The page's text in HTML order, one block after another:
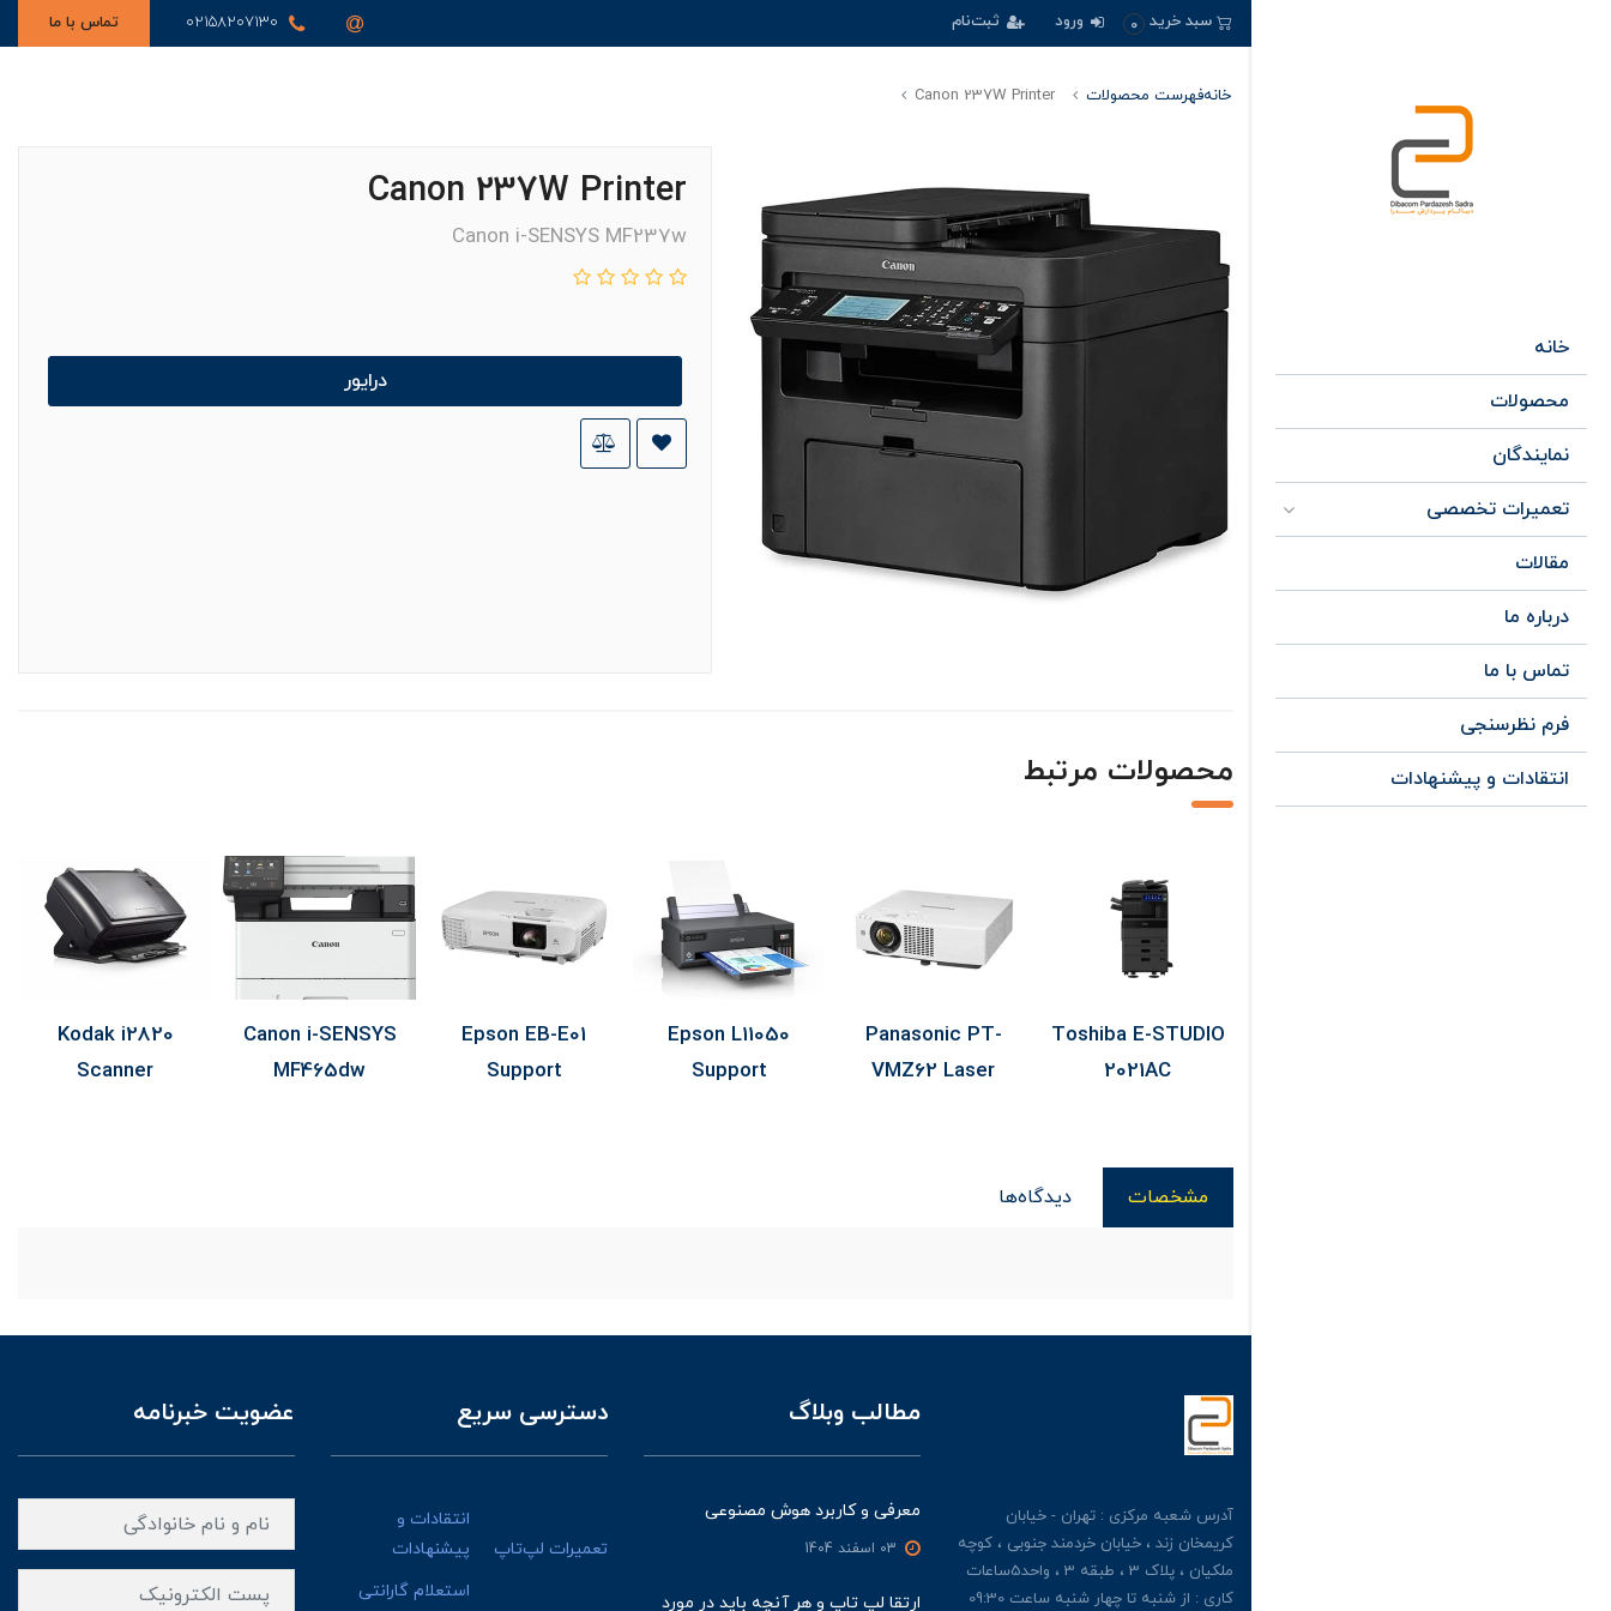
سبد خرید 0 ورود ثبت‌نام 02158207130 تماس با ما
خانه
محصولات
نمایندگان
تعمیرات تخصصی
مقالات
درباره ما
تماس با ما
فرم نظرسنجی
انتقادات و پیشنهادات
خانهفهرست محصولات Canon 237W Printer
Canon 237W Printer
Canon i-SENSYS MF237w
درایور
محصولات مرتبط
Toshiba E-STUDIO
2021AC
Panasonic PT-
VMZ62 Laser
Epson L11050
Support
Epson EB-E01
Support
Canon i-SENSYS
MF465dw
Kodak i2820
Scanner
مشخصات دیدگاه‌ها
آدرس شعبه مرکزی : تهران - خیابان
کریمخان زند ، خیابان خردمند جنوبی ، کوچه
ملکیان ، پلاک 3 ، طبقه 3 ، واحد5ساعات
کاری : از شنبه تا چهار شنبه ساعت 09:30
مطالب وبلاگ
معرفی و کاربرد هوش مصنوعی
ارتقا لپ تاپ و هر آنچه باید در مورد
دسترسی سریع
تعمیرات لپ‌تاپ
انتقادات و
پیشنهادات
استعلام گارانتی
عضویت خبرنامه